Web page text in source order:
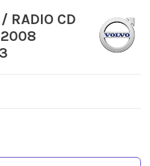
RADIO CD
2008